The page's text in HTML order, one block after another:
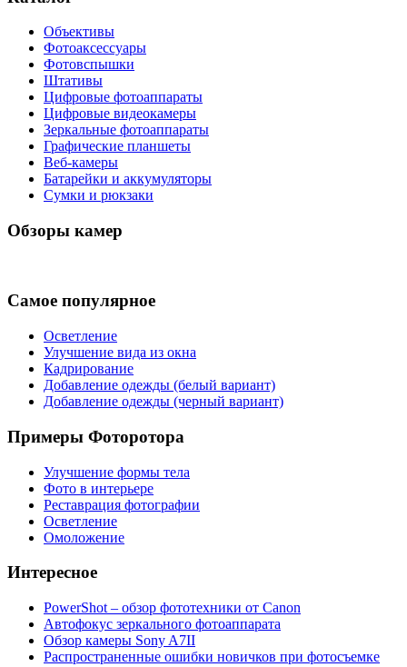
Объективы
Фотоаксессуары
Фотовспышки
Штативы
Цифровые фотоаппараты
Цифровые видеокамеры
Зеркальные фотоаппараты
Графические планшеты
Веб-камеры
Батарейки и аккумуляторы
Сумки и рюкзаки
Обзоры камер
Самое популярное
Осветление
Улучшение вида из окна
Кадрирование
Добавление одежды (белый вариант)
Добавление одежды (черный вариант)
Примеры Фоторотора
Улучшение формы тела
Фото в интерьере
Реставрация фотографии
Осветление
Омоложение
Интересное
PowerShot – обзор фототехники от Canon
Автофокус зеркального фотоаппарата
Обзор камеры Sony A7ІІ
Распространенные ошибки новичков при фотосъемке